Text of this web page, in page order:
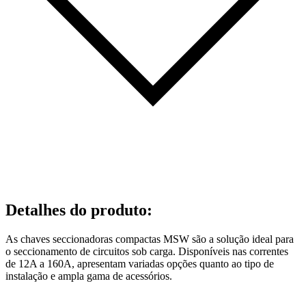
Detalhes do produto:
As chaves seccionadoras compactas MSW são a solução ideal para
o seccionamento de circuitos sob carga. Disponíveis nas correntes
de 12A a 160A, apresentam variadas opções quanto ao tipo de
instalação e ampla gama de acessórios.